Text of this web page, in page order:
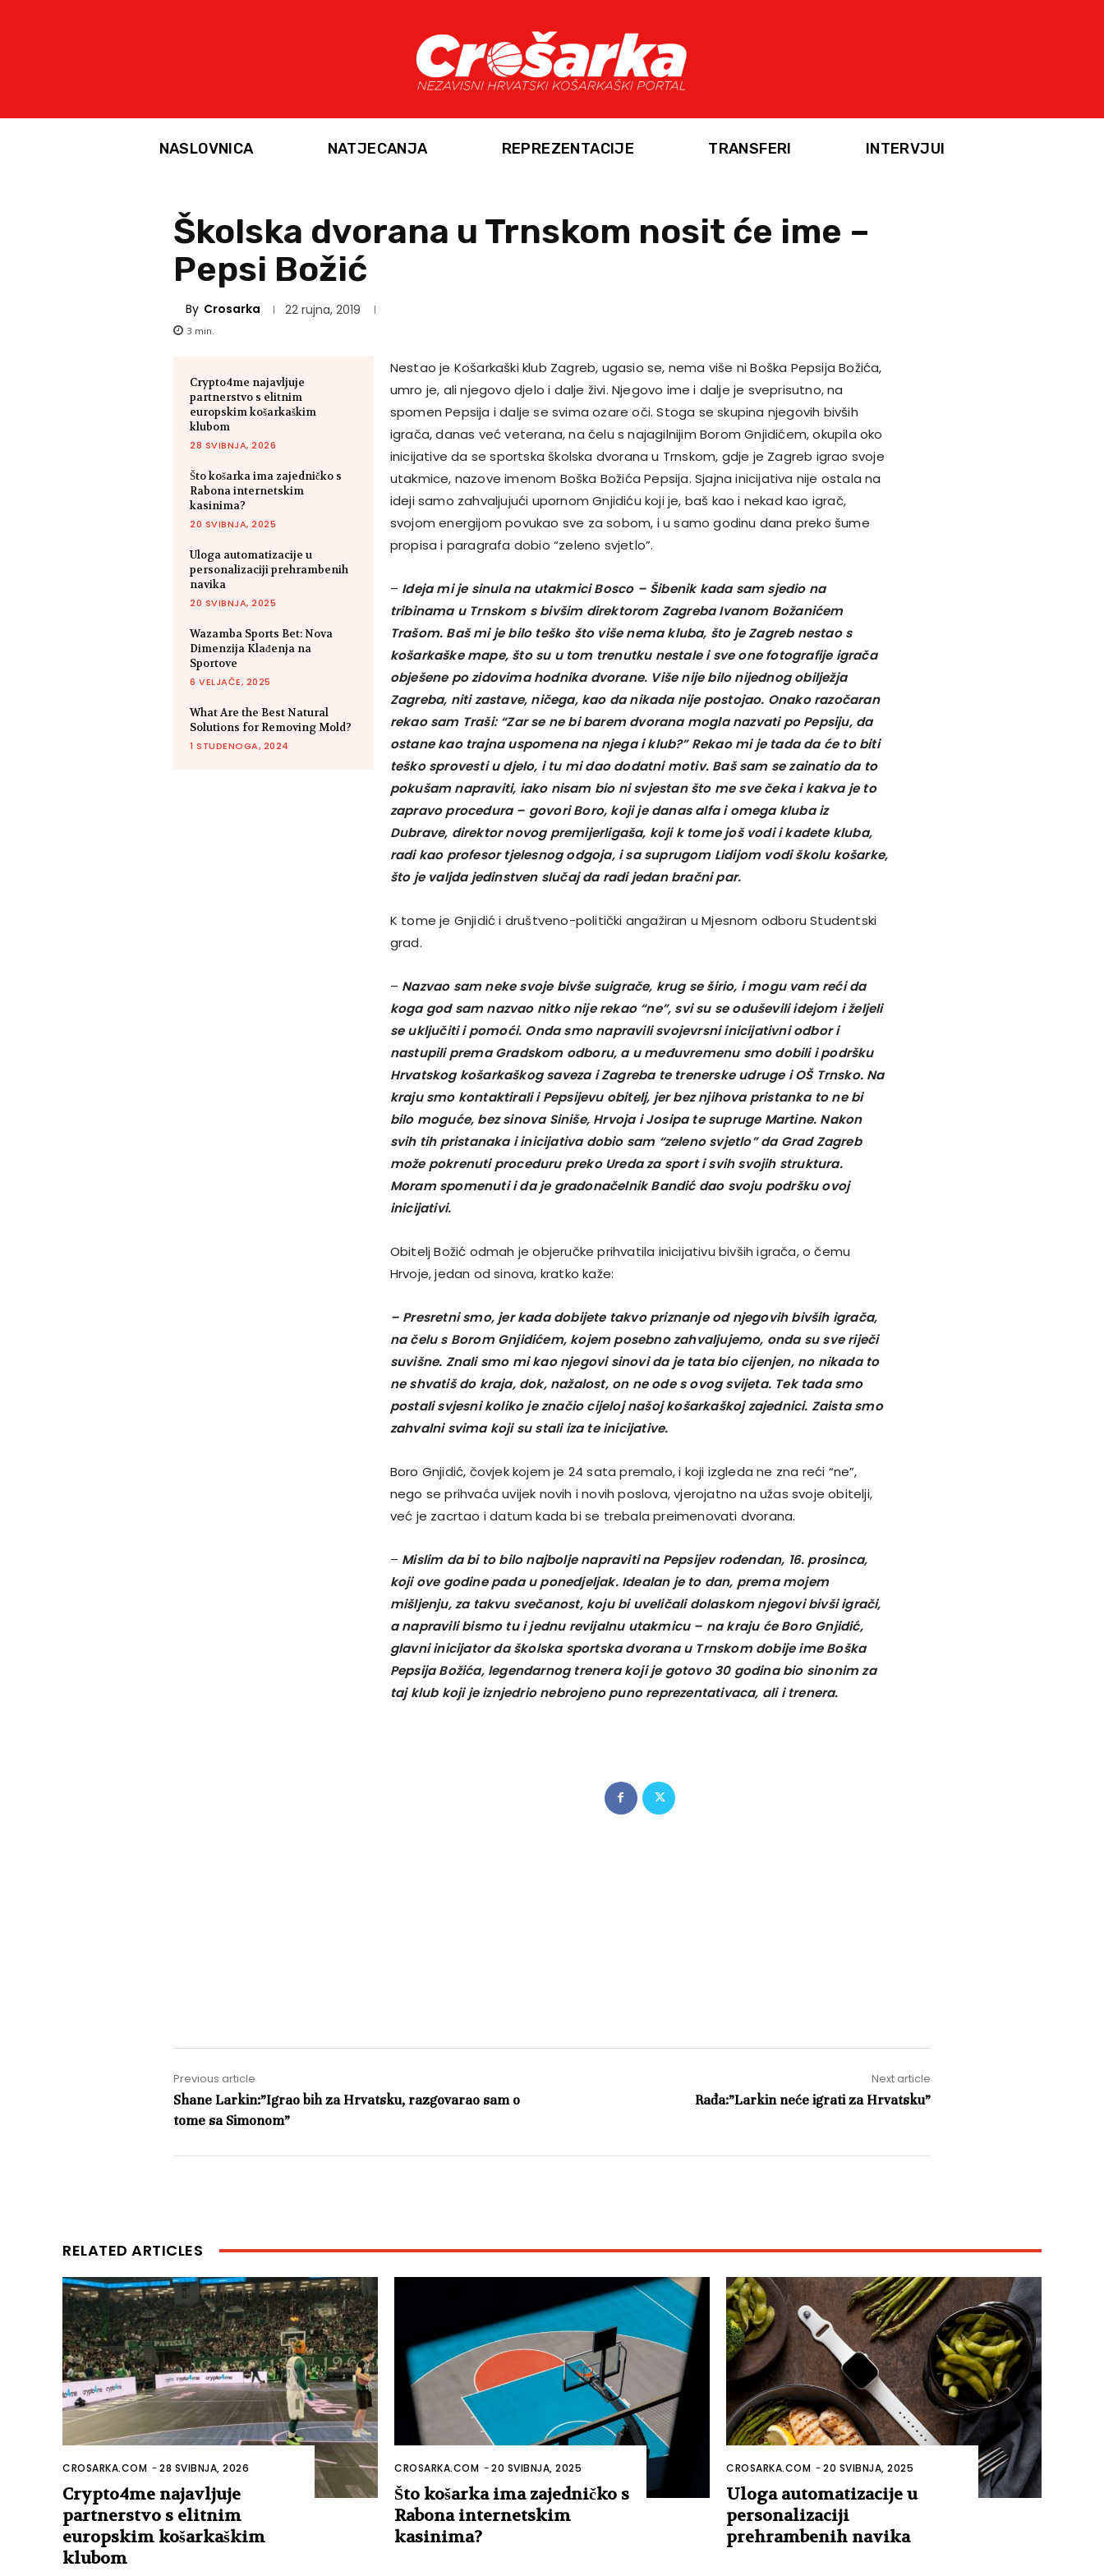
NASLOVNICA NATJECANJA REPREZENTACIJE TRANSFERI INTERVJUI
Školska dvorana u Trnskom nosit će ime –
Pepsi Božić
By Crosarka 22 rujna, 2019
3 min.
Crypto4me najavljuje
partnerstvo s elitnim
europskim košarkaškim
klubom
28 SVIBNJA, 2026
Što košarka ima zajedničko s
Rabona internetskim
kasinima?
20 SVIBNJA, 2025
Uloga automatizacije u
personalizaciji prehrambenih
navika
20 SVIBNJA, 2025
Wazamba Sports Bet: Nova
Dimenzija Klađenja na
Sportove
6 VELJAČE, 2025
What Are the Best Natural
Solutions for Removing Mold?
1 STUDENOGA, 2024
Nestao je Košarkaški klub Zagreb, ugasio se, nema više ni Boška Pepsija Božića,
umro je, ali njegovo djelo i dalje živi. Njegovo ime i dalje je sveprisutno, na
spomen Pepsija i dalje se svima ozare oči. Stoga se skupina njegovih bivših
igrača, danas već veterana, na čelu s najagilnijim Borom Gnjidićem, okupila oko
inicijative da se sportska školska dvorana u Trnskom, gdje je Zagreb igrao svoje
utakmice, nazove imenom Boška Božića Pepsija. Sjajna inicijativa nije ostala na
ideji samo zahvaljujući upornom Gnjidiću koji je, baš kao i nekad kao igrač,
svojom energijom povukao sve za sobom, i u samo godinu dana preko šume
propisa i paragrafa dobio “zeleno svjetlo”.
– Ideja mi je sinula na utakmici Bosco – Šibenik kada sam sjedio na
tribinama u Trnskom s bivšim direktorom Zagreba Ivanom Božanićem
Trašom. Baš mi je bilo teško što više nema kluba, što je Zagreb nestao s
košarkaške mape, što su u tom trenutku nestale i sve one fotografije igrača
obješene po zidovima hodnika dvorane. Više nije bilo nijednog obilježja
Zagreba, niti zastave, ničega, kao da nikada nije postojao. Onako razočaran
rekao sam Traši: “Zar se ne bi barem dvorana mogla nazvati po Pepsiju, da
ostane kao trajna uspomena na njega i klub?” Rekao mi je tada da će to biti
teško sprovesti u djelo, i tu mi dao dodatni motiv. Baš sam se zainatio da to
pokušam napraviti, iako nisam bio ni svjestan što me sve čeka i kakva je to
zapravo procedura – govori Boro, koji je danas alfa i omega kluba iz
Dubrave, direktor novog premijerligaša, koji k tome još vodi i kadete kluba,
radi kao profesor tjelesnog odgoja, i sa suprugom Lidijom vodi školu košarke,
što je valjda jedinstven slučaj da radi jedan bračni par.
K tome je Gnjidić i društveno-politički angažiran u Mjesnom odboru Studentski
grad.
– Nazvao sam neke svoje bivše suigrače, krug se širio, i mogu vam reći da
koga god sam nazvao nitko nije rekao “ne”, svi su se oduševili idejom i željeli
se uključiti i pomoći. Onda smo napravili svojevrsni inicijativni odbor i
nastupili prema Gradskom odboru, a u međuvremenu smo dobili i podršku
Hrvatskog košarkaškog saveza i Zagreba te trenerske udruge i OŠ Trnsko. Na
kraju smo kontaktirali i Pepsijevu obitelj, jer bez njihova pristanka to ne bi
bilo moguće, bez sinova Siniše, Hrvoja i Josipa te supruge Martine. Nakon
svih tih pristanaka i inicijativa dobio sam “zeleno svjetlo” da Grad Zagreb
može pokrenuti proceduru preko Ureda za sport i svih svojih struktura.
Moram spomenuti i da je gradonačelnik Bandić dao svoju podršku ovoj
inicijativi.
Obitelj Božić odmah je objeručke prihvatila inicijativu bivših igrača, o čemu
Hrvoje, jedan od sinova, kratko kaže:
– Presretni smo, jer kada dobijete takvo priznanje od njegovih bivših igrača,
na čelu s Borom Gnjidićem, kojem posebno zahvaljujemo, onda su sve riječi
suvišne. Znali smo mi kao njegovi sinovi da je tata bio cijenjen, no nikada to
ne shvatiš do kraja, dok, nažalost, on ne ode s ovog svijeta. Tek tada smo
postali svjesni koliko je značio cijeloj našoj košarkaškoj zajednici. Zaista smo
zahvalni svima koji su stali iza te inicijative.
Boro Gnjidić, čovjek kojem je 24 sata premalo, i koji izgleda ne zna reći “ne”,
nego se prihvaća uvijek novih i novih poslova, vjerojatno na užas svoje obitelji,
već je zacrtao i datum kada bi se trebala preimenovati dvorana.
– Mislim da bi to bilo najbolje napraviti na Pepsijev rođendan, 16. prosinca,
koji ove godine pada u ponedjeljak. Idealan je to dan, prema mojem
mišljenju, za takvu svečanost, koju bi uveličali dolaskom njegovi bivši igrači,
a napravili bismo tu i jednu revijalnu utakmicu – na kraju će Boro Gnjidić,
glavni inicijator da školska sportska dvorana u Trnskom dobije ime Boška
Pepsija Božića, legendarnog trenera koji je gotovo 30 godina bio sinonim za
taj klub koji je iznjedrio nebrojeno puno reprezentativaca, ali i trenera.
Previous article
Shane Larkin:”Igrao bih za Hrvatsku, razgovarao sam o
tome sa Simonom”
Next article
Rađa:”Larkin neće igrati za Hrvatsku”
RELATED ARTICLES
CROSARKA.COM -28 SVIBNJA, 2026
Crypto4me najavljuje
partnerstvo s elitnim
europskim košarkaškim
klubom
CROSARKA.COM -20 SVIBNJA, 2025
Što košarka ima zajedničko s
Rabona internetskim
kasinima?
CROSARKA.COM -20 SVIBNJA, 2025
Uloga automatizacije u
personalizaciji
prehrambenih navika